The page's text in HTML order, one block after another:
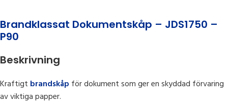
Brandklassat Dokumentskåp – JDS1750 –
P90
Beskrivning
Kraftigt brandskåp för dokument som ger en skyddad förvaring
av viktiga papper.